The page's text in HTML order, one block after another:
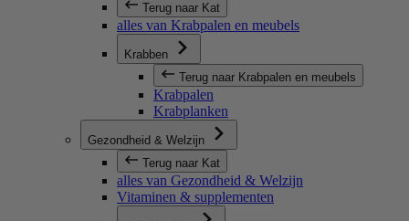
Terug naar Kat
alles van Krabpalen en meubels
Krabben
Terug naar Krabpalen en meubels
Krabpalen
Krabplanken
Gezondheid & Welzijn
Terug naar Kat
alles van Gezondheid & Welzijn
Vitaminen & supplementen